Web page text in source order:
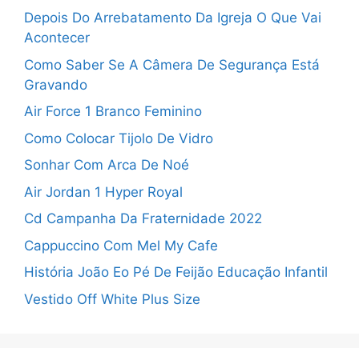
Depois Do Arrebatamento Da Igreja O Que Vai
Acontecer
Como Saber Se A Câmera De Segurança Está
Gravando
Air Force 1 Branco Feminino
Como Colocar Tijolo De Vidro
Sonhar Com Arca De Noé
Air Jordan 1 Hyper Royal
Cd Campanha Da Fraternidade 2022
Cappuccino Com Mel My Cafe
História João Eo Pé De Feijão Educação Infantil
Vestido Off White Plus Size